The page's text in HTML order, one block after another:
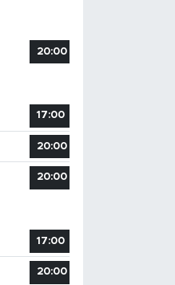
20:00
17:00
20:00
20:00
17:00
20:00